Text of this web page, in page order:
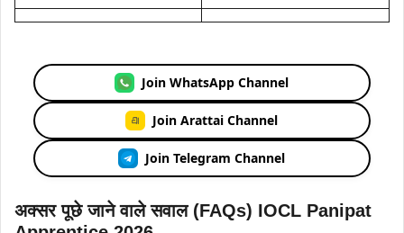
Join WhatsApp Channel
Join Arattai Channel
Join Telegram Channel
अक्सर पूछे जाने वाले सवाल (FAQs) IOCL Panipat